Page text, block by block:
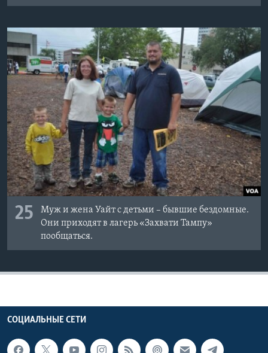
25
Муж и жена Уайт с детьми – бывшие бездомные.
Они приходят в лагерь «Захвати Тампу»
пообщаться.
СОЦИАЛЬНЫЕ СЕТИ